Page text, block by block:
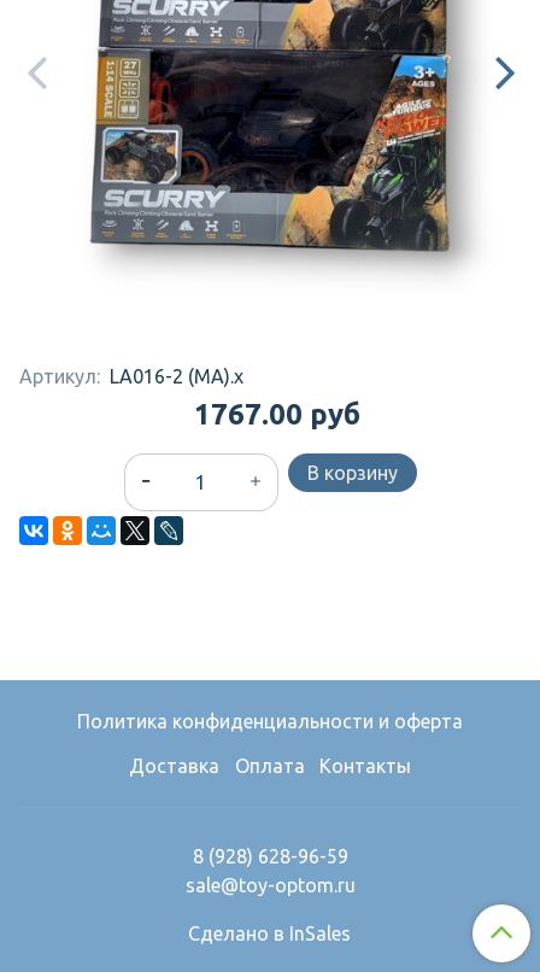
Артикул: LA016-2 (MA).x
1767.00 руб
В корзину
Политика конфиденциальности и оферта
Доставка Оплата Контакты
8 (928) 628-96-59
sale@toy-optom.ru
Сделано в InSales